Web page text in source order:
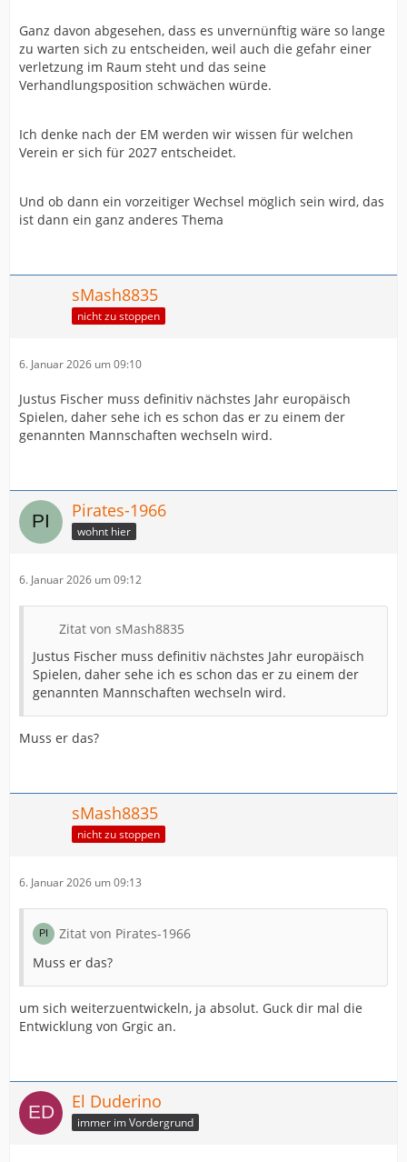
Ganz davon abgesehen, dass es unvernünftig wäre so lange
zu warten sich zu entscheiden, weil auch die gefahr einer
verletzung im Raum steht und das seine
Verhandlungsposition schwächen würde.
Ich denke nach der EM werden wir wissen für welchen
Verein er sich für 2027 entscheidet.
Und ob dann ein vorzeitiger Wechsel möglich sein wird, das
ist dann ein ganz anderes Thema
sMash8835
nicht zu stoppen
6. Januar 2026 um 09:10
Justus Fischer muss definitiv nächstes Jahr europäisch
Spielen, daher sehe ich es schon das er zu einem der
genannten Mannschaften wechseln wird.
Pirates-1966
wohnt hier
6. Januar 2026 um 09:12
Zitat von sMash8835
Justus Fischer muss definitiv nächstes Jahr europäisch
Spielen, daher sehe ich es schon das er zu einem der
genannten Mannschaften wechseln wird.
Muss er das?
sMash8835
nicht zu stoppen
6. Januar 2026 um 09:13
Zitat von Pirates-1966
Muss er das?
um sich weiterzuentwickeln, ja absolut. Guck dir mal die
Entwicklung von Grgic an.
El Duderino
immer im Vordergrund